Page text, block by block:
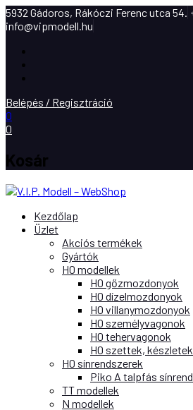
5932 Gádoros, Rákóczi Ferenc utca 54.
info@vipmodell.hu
Belépés / Regisztráció
0
0
Kosár
Kezdőlap
Üzlet
Akciós termékek
Gyártók
H0 modellek
H0 gőzmozdonyok
H0 dízelmozdonyok
H0 villanymozdonyok
H0 személyvagonok
H0 tehervagonok
H0 szettek, készletek
H0 sínrendszerek
Piko A talpfás
TT modellek
N modellek